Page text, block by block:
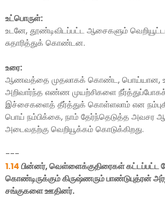
உட்பொருள்:
உடனே, தூண்டிவிடப்பட்ட ஆசைகளும்
சுதாரித்துக் கொண்டன.
உரை:
ஆணவத்தை முதலாகக் கொண்ட, பொய்யான,
அறிவார்ந்த எண்ண முயற்சிகளை
இச்சைகளைத் தீர்த்துக் கொள்ளலாம் என
பொய் நம்பிக்கை, நாம் தேர்ந்தெடுத்த அவசர
அடைவதற்கு வெறியூக்கம் கொடுக்கிறது.
---
1.14 பின்னர், வெள்ளைக்குதிரைகள் கட்டப்பட்ட
கொண்டிருக்கும் கிருஷ்ணரும் பாண்டுபுத்ரன்
சங்குகளை ஊதினர்.